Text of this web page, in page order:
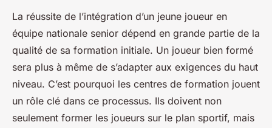
La réussite de l’intégration d’un jeune joueur en
équipe nationale senior dépend en grande partie de la
qualité de sa formation initiale. Un joueur bien formé
sera plus à même de s’adapter aux exigences du haut
niveau. C’est pourquoi les centres de formation jouent
un rôle clé dans ce processus. Ils doivent non
seulement former les joueurs sur le plan sportif, mais